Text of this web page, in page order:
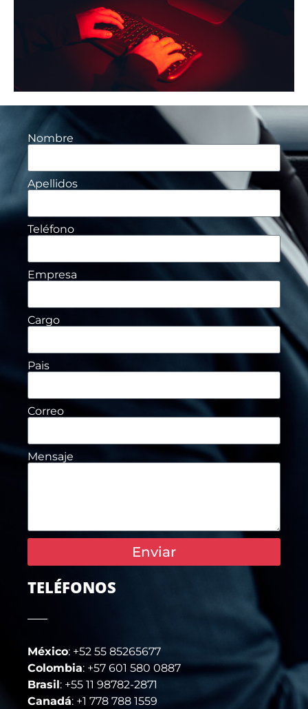
Nombre
Apellidos
Teléfono
Empresa
Cargo
Pais
Correo
Mensaje
Enviar
TELÉFONOS
México: +52 55 85265677
Colombia: +57 601 580 0887
Brasil: +55 11 98782-2871
Canadá: +1 778 788 1559